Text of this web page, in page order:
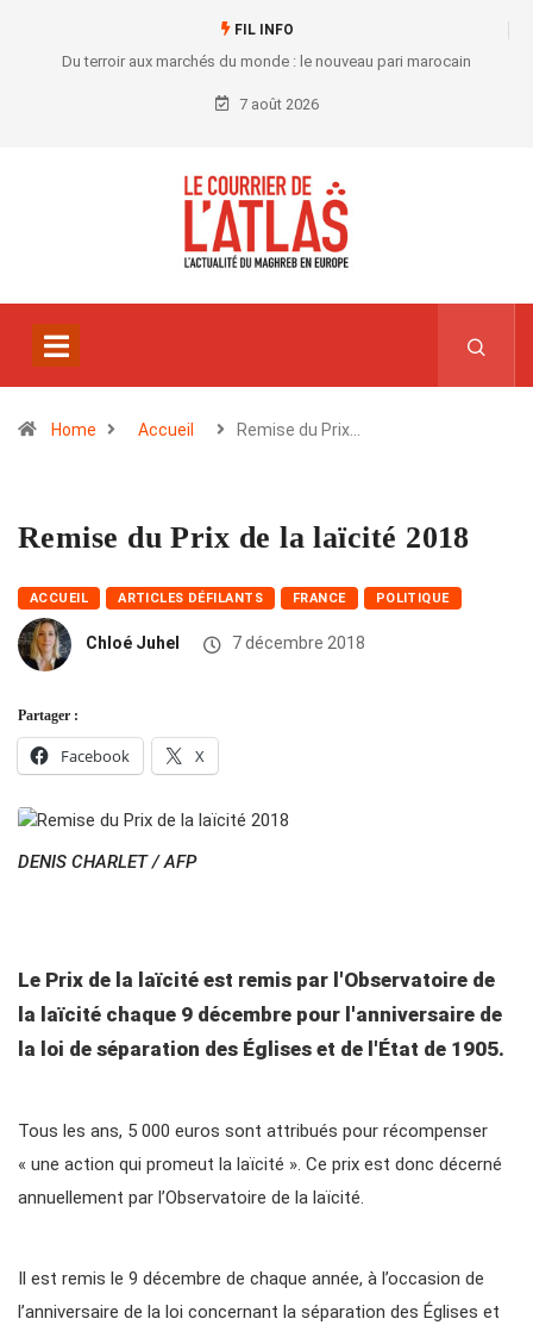
FIL INFO
Du terroir aux marchés du monde : le nouveau pari marocain
7 août 2026
Home Accueil Remise du Prix…
Remise du Prix de la laïcité 2018
ACCUEIL ARTICLES DÉFILANTS FRANCE POLITIQUE
Chloé Juhel 7 décembre 2018
Partager :
Facebook X
DENIS CHARLET / AFP
Le Prix de la laïcité est remis par l'Observatoire de
la laïcité chaque 9 décembre pour l'anniversaire de
la loi de séparation des Églises et de l'État de 1905.
Tous les ans, 5 000 euros sont attribués pour récompenser
« une action qui promeut la laïcité ». Ce prix est donc décerné
annuellement par l’Observatoire de la laïcité.
Il est remis le 9 décembre de chaque année, à l’occasion de
l’anniversaire de la loi concernant la séparation des Églises et